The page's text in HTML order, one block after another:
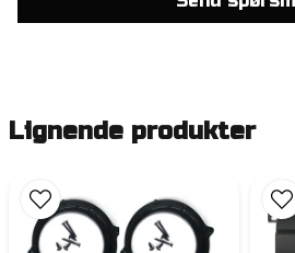
Lignende produkter